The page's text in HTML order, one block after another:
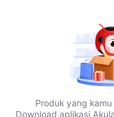
Produk yang
Download aplikasi